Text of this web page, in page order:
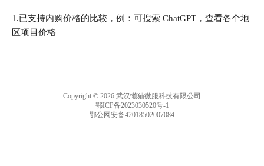
1.已支持内购价格的比较，例：可搜索 ChatGPT，查看各个地
区项目价格
Copyright © 2026 武汉懒猫微服科技有限公司
鄂ICP备2023030520号-1
鄂公网安备42018502007084